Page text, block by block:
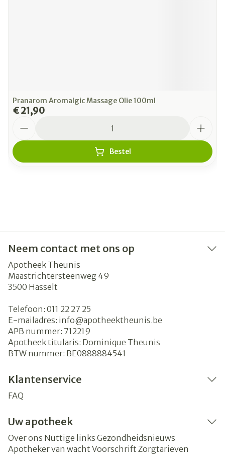
Pranarom Aromalgic Massage Olie 100ml
€ 21,90
Bestel
Neem contact met ons op
Apotheek Theunis
Maastrichtersteenweg 49
3500 Hasselt
Telefoon: 011 22 27 25
E-mailadres: info@apotheektheunis.be
APB nummer: 712219
Apotheek titularis: Dominique Theunis
BTW nummer: BE0888884541
Klantenservice
FAQ
Uw apotheek
Over ons Nuttige links Gezondheidsnieuws
Apotheker van wacht Voorschrift Zorgtarieven